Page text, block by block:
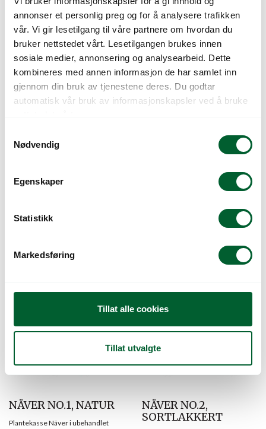
annonser et personlig preg og for å analysere trafikken
vår. Vi gir lesetilgang til våre partnere om hvordan du
bruker nettstedet vårt. Lesetilgangen brukes innen
sosiale medier, annonsering og analysearbeid. Dette
kombineres med annen informasjon de har samlet inn
gjennom din bruk av tjenestene deres. Du godtar
automatisk vår bruk av informasjonskapsler ved å bruke
Nødvendig
Egenskaper
Statistikk
Markedsføring
Tillat alle cookies
Tillat utvalgte
Prisfra19.175 kr
Prisfra 3.486kr
NATUR, OLJET
Byarums Bruk.
Prisfra4.516kr
SORTLAKKERT
Forventet leveringsdato 09.09
NÄVER NO.1, NATUR
Plantekasse Näver i ubehandlet
NÄVER NO.2,
SORTLAKKERT